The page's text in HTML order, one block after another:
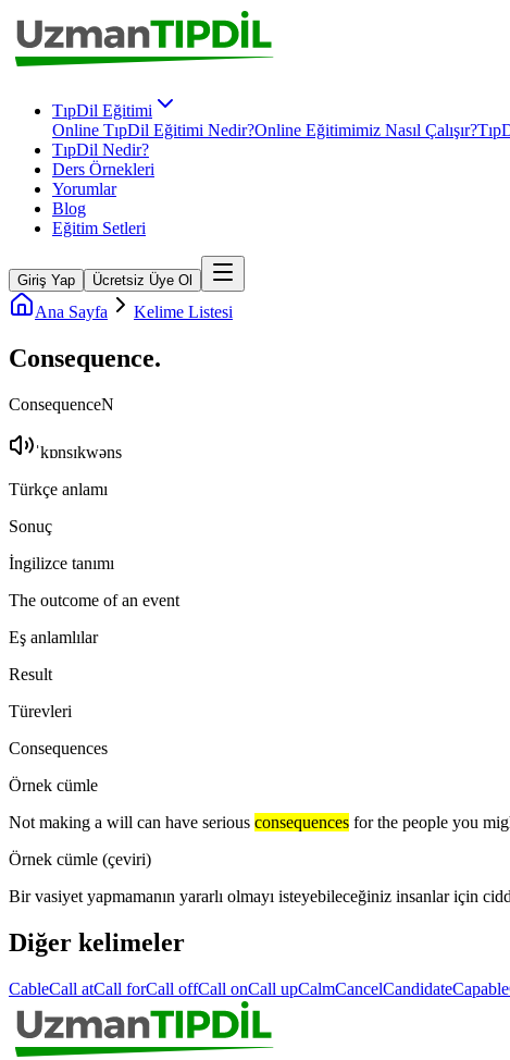
TıpDil Eğitimi
Online TıpDil Eğitimi Nedir?Online Eğitimimiz Nasıl Çalışır?
TıpDil Nedir?
Ders Örnekleri
Yorumlar
Blog
Eğitim Setleri
Giriş Yap Ücretsiz Üye Ol
Ana Sayfa Kelime Listesi
Consequence.
ConsequenceN
ˈkɒnsɪkwəns
Türkçe anlamı
Sonuç
İngilizce tanımı
The outcome of an event
Eş anlamlılar
Result
Türevleri
Consequences
Örnek cümle
Not making a will can have serious consequences for the people you
Örnek cümle (çeviri)
Bir vasiyet yapmamanın yararlı olmayı isteyebileceğiniz insanlar için
Diğer kelimeler
CableCall atCall forCall offCall onCall upCalmCancelCandidateCapable